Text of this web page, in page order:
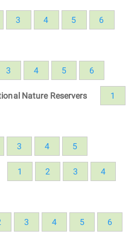
3 4 5 6
3 4 5 6
Nature Reservers 1
3 4 5
1 2 3 4
3 4 5 6